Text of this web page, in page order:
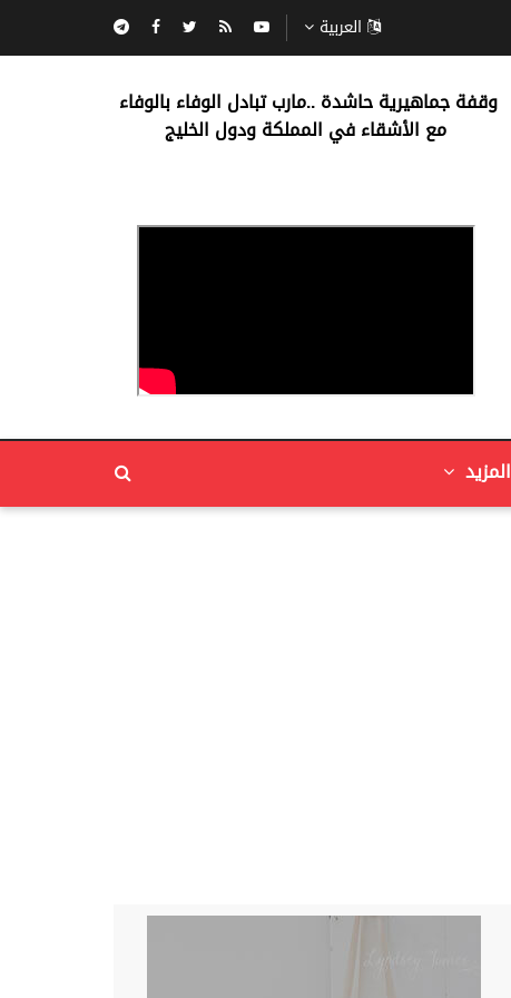
العربية
‏وقفة جماهيرية حاشدة ..مارب ‏تبادل الوفاء بالوفاء ‏
مع الأشقاء في المملكة ودول الخليج
المزيد